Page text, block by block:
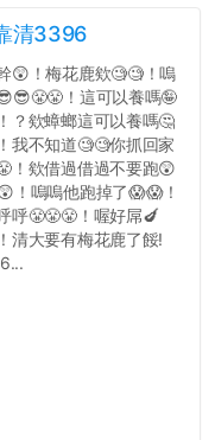
清3396
😲！梅花鹿欸🧐🧐！嗚
！這可以養嗎🤪
？欸蟑螂這可以養嗎🤔
我不知道🧐🧐你抓回家
！欸借過借過不要跑😲
！嗚嗚他跑掉了😱😱！
呼😤😤😤！喔好屌🍆
清大要有梅花鹿了餒!